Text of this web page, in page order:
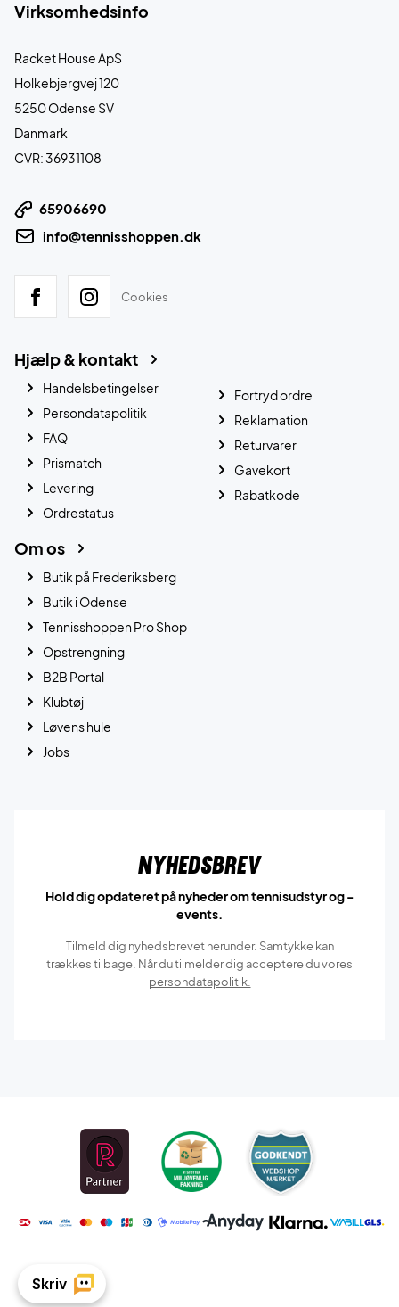
Virksomhedsinfo
Racket House ApS
Holkebjergvej 120
5250 Odense SV
Danmark
CVR: 36931108
65906690
info@tennisshoppen.dk
Cookies
Hjælp & kontakt
Handelsbetingelser
Persondatapolitik
FAQ
Prismatch
Levering
Ordrestatus
Fortryd ordre
Reklamation
Returvarer
Gavekort
Rabatkode
Om os
Butik på Frederiksberg
Butik i Odense
Tennisshoppen Pro Shop
Opstrengning
B2B Portal
Klubtøj
Løvens hule
Jobs
Nyhedsbrev
Hold dig opdateret på nyheder om tennisudstyr og -
events.
Tilmeld dig nyhedsbrevet herunder. Samtykke kan
trækkes tilbage. Når du tilmelder dig acceptere du vores
persondatapolitik.